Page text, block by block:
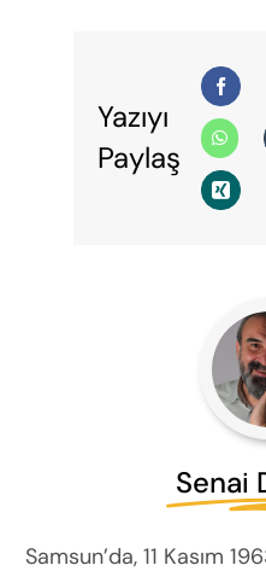
Yazıyı
Paylaş
Senai
Samsun’da, 11 Kasım